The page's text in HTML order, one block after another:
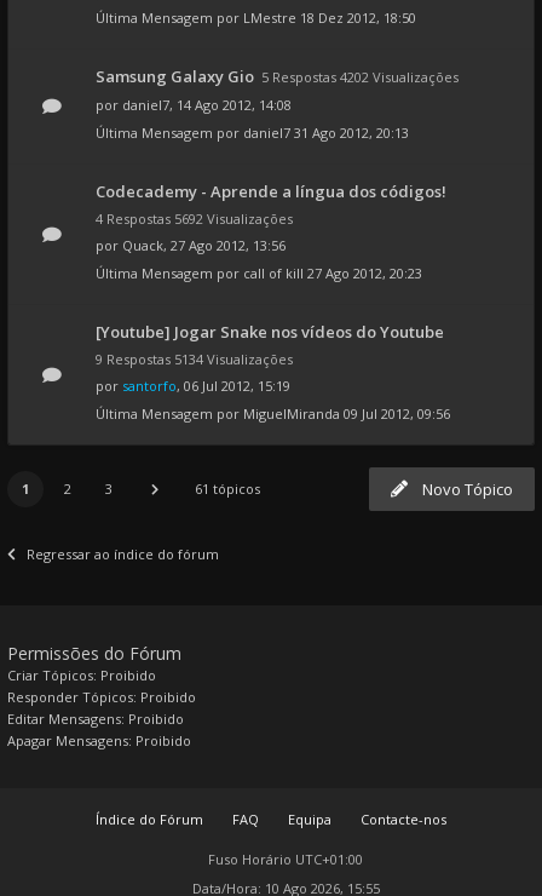
Última Mensagem por LMestre 18 Dez 2012, 18:50
Samsung Galaxy Gio 5 Respostas 4202 Visualizações
por daniel7, 14 Ago 2012, 14:08
Última Mensagem por daniel7 31 Ago 2012, 20:13
Codecademy - Aprende a língua dos códigos!
4 Respostas 5692 Visualizações
por Quack, 27 Ago 2012, 13:56
Última Mensagem por call of kill 27 Ago 2012, 20:23
[Youtube] Jogar Snake nos vídeos do Youtube
9 Respostas 5134 Visualizações
por santorfo, 06 Jul 2012, 15:19
Última Mensagem por MiguelMiranda 09 Jul 2012, 09:56
Novo Tópico
1 2 3 61 tópicos
Regressar ao índice do fórum
Permissões do Fórum
Criar Tópicos: Proibido
Responder Tópicos: Proibido
Editar Mensagens: Proibido
Apagar Mensagens: Proibido
Índice do Fórum FAQ Equipa Contacte-nos
Fuso Horário UTC+01:00
Data/Hora: 10 Ago 2026, 15:55